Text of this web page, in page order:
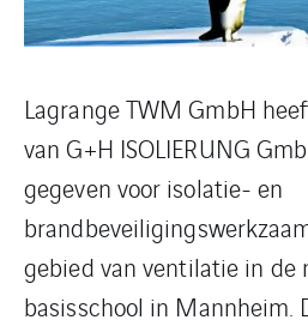
Lagrange TWM GmbH
van G+H ISOLIERUNG
gegeven voor isolatie- en
gebied van ventilatie in de
basisschool in Mannheim.